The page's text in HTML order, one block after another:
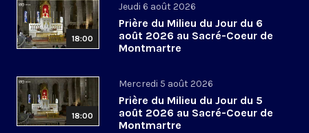
18:00
Jeudi 6 août 2026
Prière du Milieu du Jour du 6
août 2026 au Sacré-Coeur de
Montmartre
18:00
Mercredi 5 août 2026
Prière du Milieu du Jour du 5
août 2026 au Sacré-Coeur de
Montmartre